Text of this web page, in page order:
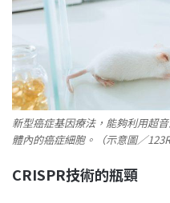
新型癌症基因療法，能夠利用超
體內的癌症細胞。（示意圖／
CRISPR技術的瓶頸